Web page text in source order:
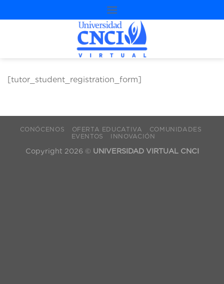
[tutor_student_registration_form]
CONÓCENOS OFERTA EDUCATIVA
COMUNIDADES
EVENTOS
INNOVACIÓN
Copyright 2026 © UNIVERSIDAD VIRTUAL CNCI